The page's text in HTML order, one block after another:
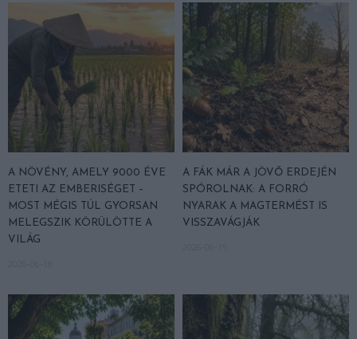
A NÖVÉNY, AMELY 9000 ÉVE
ETETI AZ EMBERISÉGET –
MOST MÉGIS TÚL GYORSAN
MELEGSZIK KÖRÜLÖTTE A
VILÁG
A FÁK MÁR A JÖVŐ ERDEJÉN
SPÓROLNAK: A FORRÓ
NYARAK A MAGTERMÉST IS
VISSZAVÁGJÁK